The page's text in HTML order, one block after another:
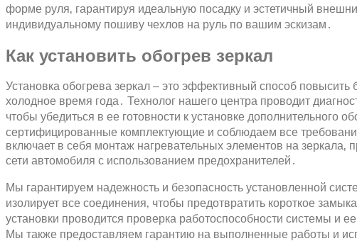
форме руля‚ гарантируя идеальную посадку и эстетичный
индивидуальному пошиву чехлов на руль по вашим эскизам․
Как установить обогрев зеркал
Установка обогрева зеркал – это эффективный способ
холодное время года․ Технолог нашего центра проводит
чтобы убедиться в ее готовности к установке дополнительного
сертифицированные комплектующие и соблюдаем все
включает в себя монтаж нагревательных элементов на зеркала‚
сети автомобиля с использованием предохранителей․
Мы гарантируем надежность и безопасность установленной
изолирует все соединения‚ чтобы предотвратить короткое
установки проводится проверка работоспособности системы и
Мы также предоставляем гарантию на выполненные работы и